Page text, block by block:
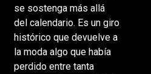
se sostenga más allá
del calendario. Es un giro
histórico que devuelve a
la moda algo que había
perdido entre tanta